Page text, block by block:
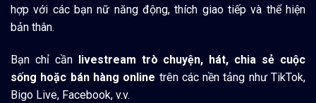
hợp với các bạn nữ năng động, thích giao tiếp và thể hiện
bản thân.
Bạn chỉ cần livestream trò chuyện, hát, chia sẻ cuộc
sống hoặc bán hàng online trên các nền tảng như TikTok,
Bigo Live, Facebook, v.v.